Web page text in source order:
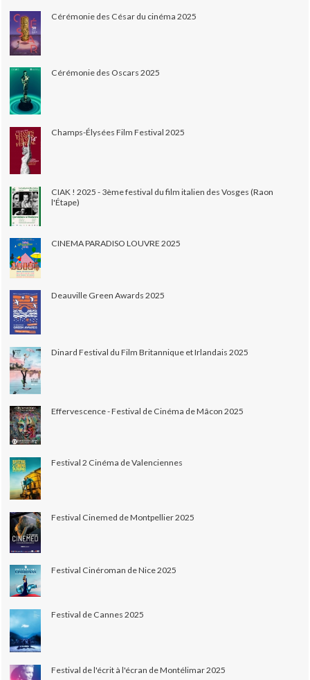
Cérémonie des César du cinéma 2025
Cérémonie des Oscars 2025
Champs-Élysées Film Festival 2025
CIAK ! 2025 - 3ème festival du film italien des Vosges (Raon
l'Étape)
CINEMA PARADISO LOUVRE 2025
Deauville Green Awards 2025
Dinard Festival du Film Britannique et Irlandais 2025
Effervescence - Festival de Cinéma de Mâcon 2025
Festival 2 Cinéma de Valenciennes
Festival Cinemed de Montpellier 2025
Festival Cinéroman de Nice 2025
Festival de Cannes 2025
Festival de l'écrit à l'écran de Montélimar 2025